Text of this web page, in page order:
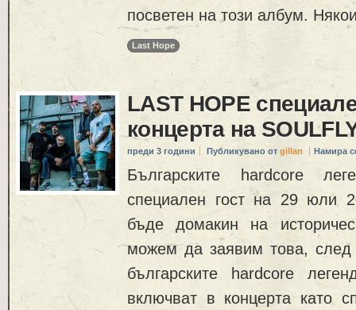
посветен на този албум.
Last Hope
LAST HOPE
концерта на
преди 3 години Публикувано от gillan Намира
Българските hardcore
специален гост на 29 юли
бъде домакин на
можем да заявим това, след
българските hardcore
включват в концерта като